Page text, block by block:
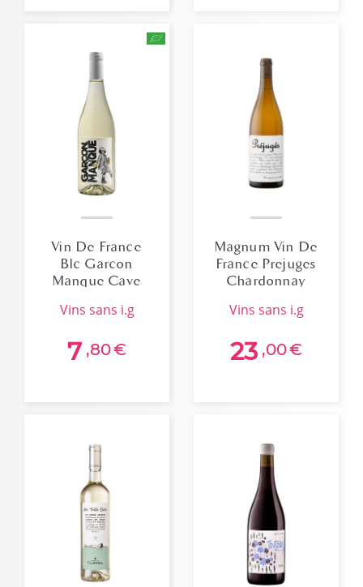
Vin De France
Blc Garcon
Manque Cave
vins sans i.g
7 ,80€
Magnum Vin De
France Prejuges
Chardonnay
vins sans i.g
23 ,00€